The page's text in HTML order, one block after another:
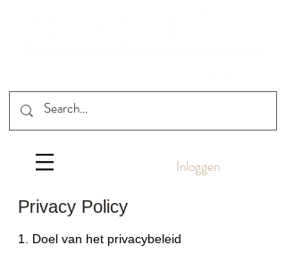
Inloggen
Privacy Policy
1. Doel van het privacybeleid